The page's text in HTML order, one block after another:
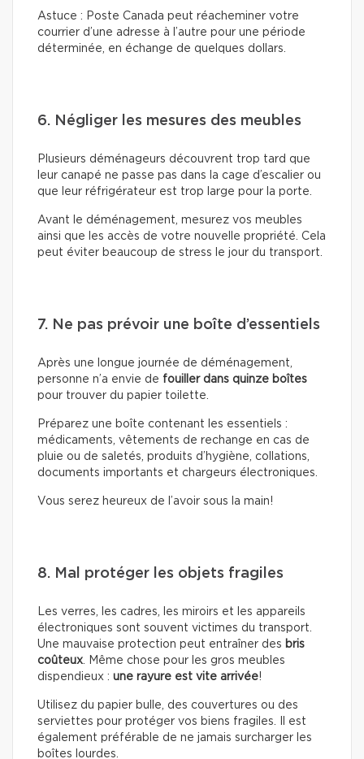
Astuce : Poste Canada peut réacheminer votre
courrier d’une adresse à l’autre pour une période
déterminée, en échange de quelques dollars.
6. Négliger les mesures des meubles
Plusieurs déménageurs découvrent trop tard que
leur canapé ne passe pas dans la cage d’escalier ou
que leur réfrigérateur est trop large pour la porte.
Avant le déménagement, mesurez vos meubles
ainsi que les accès de votre nouvelle propriété. Cela
peut éviter beaucoup de stress le jour du transport.
7. Ne pas prévoir une boîte d’essentiels
Après une longue journée de déménagement,
personne n’a envie de fouiller dans quinze boîtes
pour trouver du papier toilette.
Préparez une boîte contenant les essentiels :
médicaments, vêtements de rechange en cas de
pluie ou de saletés, produits d’hygiène, collations,
documents importants et chargeurs électroniques.
Vous serez heureux de l’avoir sous la main!
8. Mal protéger les objets fragiles
Les verres, les cadres, les miroirs et les appareils
électroniques sont souvent victimes du transport.
Une mauvaise protection peut entraîner des bris
coûteux. Même chose pour les gros meubles
dispendieux : une rayure est vite arrivée!
Utilisez du papier bulle, des couvertures ou des
serviettes pour protéger vos biens fragiles. Il est
également préférable de ne jamais surcharger les
boîtes lourdes.